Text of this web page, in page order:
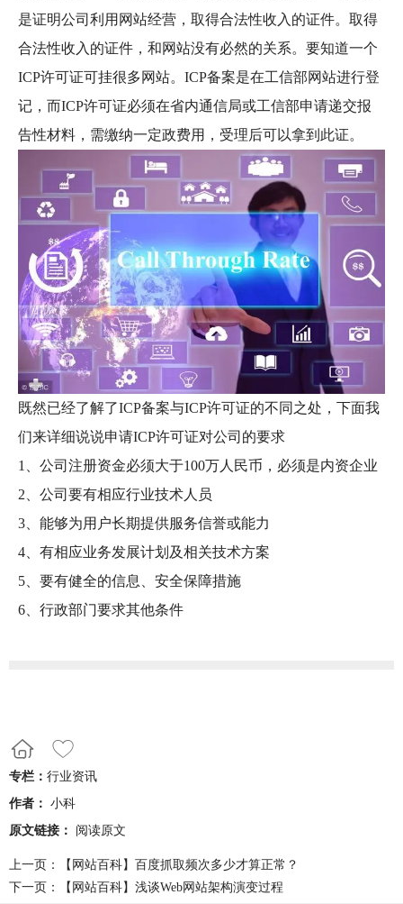
是证明公司利用网站经营，取得合法性收入的证件。取得
合法性收入的证件，和网站没有必然的关系。要知道一个
ICP许可证可挂很多网站。ICP备案是在工信部网站进行登
记，而ICP许可证必须在省内通信局或工信部申请递交报
告性材料，需缴纳一定政费用，受理后可以拿到此证。
既然已经了解了ICP备案与ICP许可证的不同之处，下面我
们来详细说说申请ICP许可证对公司的要求
1、公司注册资金必须大于100万人民币，必须是内资企业
2、公司要有相应行业技术人员
3、能够为用户长期提供服务信誉或能力
4、有相应业务发展计划及相关技术方案
5、要有健全的信息、安全保障措施
6、行政部门要求其他条件
专栏： 行业资讯
作者： 小科
原文链接：
阅读原文
上一页：
【网站百科】百度抓取频次多少才算正常？
下一页：
【网站百科】浅谈Web网站架构演变过程